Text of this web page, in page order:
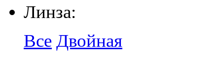
Линза:
Все Двойная